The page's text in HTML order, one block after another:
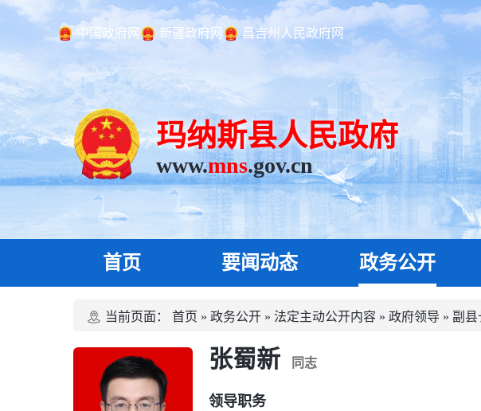
中国政府网 新疆政府网 昌吉州人民政府网
玛纳斯县人民政府
www.mns.gov.cn
首页 要闻动态 政务公开
当前页面： 首页 » 政务公开 » 法定主动公开内容 » 政府领导 » 副县
张蜀新 同志
领导职务